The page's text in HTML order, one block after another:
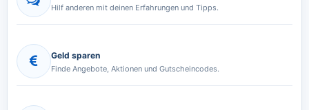
Hilf anderen mit deinen Erfahrungen und Tipps.
Geld sparen
Finde Angebote, Aktionen und Gutscheincodes.